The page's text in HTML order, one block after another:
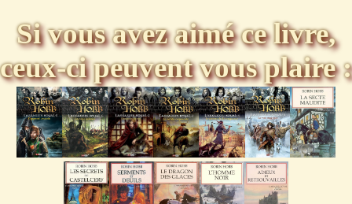
Si vous avez aimé ce livre,
ceux-ci peuvent vous plaire :